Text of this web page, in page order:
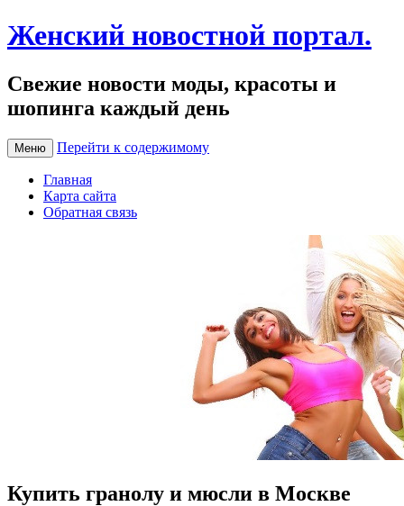
Женский новостной портал.
Свежие новости моды, красоты и
шопинга каждый день
Меню Перейти к содержимому
Главная
Карта сайта
Обратная связь
Купить гранолу и мюсли в Москве